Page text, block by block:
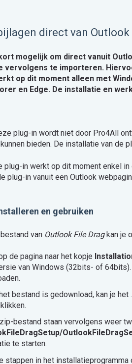
direct van
mogelijk om direct vanuit
vervolgens te importeren.
op dit moment alleen met
en Edge. De installatie en
plug-in wordt niet door Pro4All
bieden. De installatie van de
plug-in werkt op dit moment enkel
plug-in vanuit een Outlook
en gebruiken
van Outlook File Dragkan je
de pagina naar het kopje
van Windows (32bits- of
bestand is gedownload, kan je
bestand staan vervolgens weer
te starten.
stappen in het installatieprogramma